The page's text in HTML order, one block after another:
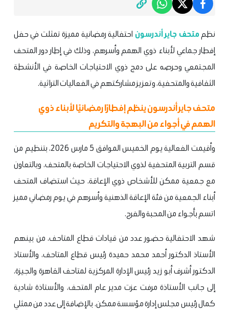
نظممتحف جاير أندرسون احتفالية رمضانية مميزة تمثلت في حفل
إفطار جماعي لأبناء ذوي الهمم وأسرهم، وذلك في إطار دور المتحف
المجتمعي وحرصه على دمج ذوي الاحتياجات الخاصة في الأنشطة
الثقافية والمتحفية، وتعزيز مشاركتهم في الفعاليات التراثية.
متحف جاير أندرسون ينظم إفطارًا رمضانيًا لأبناء ذوي
الهمم في أجواء من البهجة والتكريم
وأقيمت الفعالية يوم الخميس الموافق 5 مارس 2026، بتنظيم من
قسم التربية المتحفية لذوي الاحتياجات الخاصة بالمتحف، وبالتعاون
مع جمعية ممكن للأشخاص ذوي الإعاقة، حيث استضاف المتحف
أبناء الجمعية من فئة الإعاقة الذهنية وأسرهم في يوم رمضاني مميز
اتسم بأجواء من المحبة والفرح.
شهد الاحتفالية حضور عدد من قيادات قطاع المتاحف، من بينهم
الأستاذ الدكتور أحمد محمد حميدة رئيس قطاع المتاحف، والأستاذ
الدكتور أشرف أبو زيد رئيس الإدارة المركزية لمتاحف القاهرة والجيزة،
إلى جانب الأستاذة مرفت عزت مدير عام المتحف، والأستاذة شادية
كمال رئيس مجلس إدارة مؤسسة ممكن، بالإضافة إلى عدد من ممثلي